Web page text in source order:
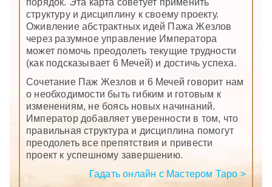
структуру и дисциплину к своему проекту.
Оживление абстрактных идей Пажа Жезлов
через разумное управление Императора
может помочь преодолеть текущие трудности
(как подсказывает 6 Мечей) и достичь успеха.
Сочетание Паж Жезлов и 6 Мечей говорит нам
о необходимости быть гибким и готовым к
изменениям, не боясь новых начинаний.
Император добавляет уверенности в том, что
правильная структура и дисциплина помогут
преодолеть все препятствия и привести
проект к успешному завершению.
Гадать онлайн с Мастером Таро >